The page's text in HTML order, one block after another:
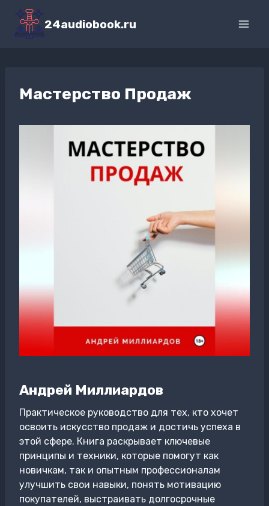
Перейти
содержимому
24audiobook.ru
Мастерство Продаж
Андрей Миллиардов
Практическое руководство для тех, кто хочет
освоить искусство продаж и достичь успеха в
этой сфере. Книга раскрывает ключевые
принципы и техники, которые помогут как
новичкам, так и опытным профессионалам
улучшить свои навыки, понять мотивацию
покупателей, выстраивать долгосрочные